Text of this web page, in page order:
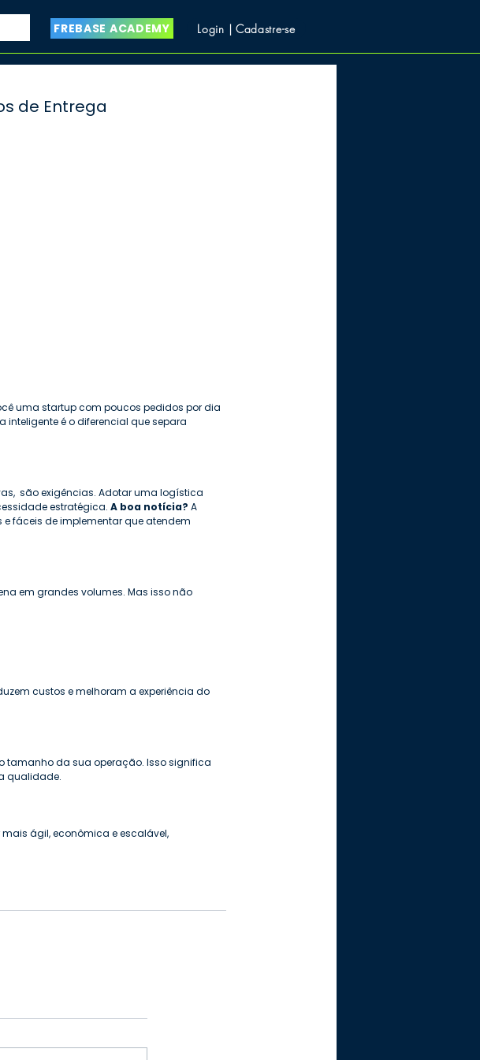
FREBASE ACADEMY Login | Cadastre-se
de Entrega
uma startup com poucos pedidos por dia
é o diferencial que separa
são exigências. Adotar uma logística
estratégica. A boa notícia? A
fáceis de implementar que atendem
em grandes volumes. Mas isso não
custos e melhoram a experiência do
tamanho da sua operação. Isso significa
qualidade.
ágil, econômica e escalável,